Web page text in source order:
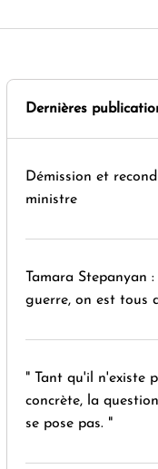
Dernières
Démission et
ministre
Tamara Stepanyan
guerre, on est tous
" Tant qu'il n'existe
concrète, la
se pose pas. "